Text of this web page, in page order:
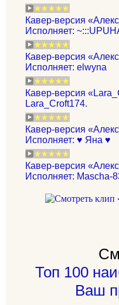
Кавер-версия
Исполняет:
Кавер-версия
Исполняет: elwyna
Кавер-версия
Lara_Croft174.
Кавер-версия
Исполняет: ♥ Яна ♥
Кавер-версия
Исполняет: Mascha-
Топ 100
Ваш